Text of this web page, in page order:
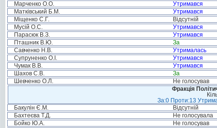
Марченко О.О.
Утримався
Матківський Б.М.
Утримався
Міщенко С.Г.
Відсутній
Мусій О.С.
Утримався
Парасюк В.З.
Утримався
Пташник В.Ю.
За
Савченко Н.В.
Утрималась
Супруненко О.І.
Утримався
Чумак В.В.
Утримався
Шахов С.В.
За
Шевченко О.Л.
Не голосував
Фракція
За:0 Проти:13
Бакулін Є.М.
Відсутній
Бахтеєва Т.Д.
Не голосувала
Бойко Ю.А.
Не голосував